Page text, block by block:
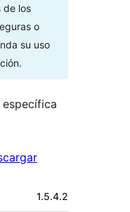
de los
o
su uso
específica
1.5.4.2